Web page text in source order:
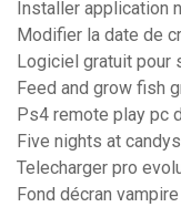
Installer application
Modifier la date de
Logiciel gratuit pour
Feed and grow fish
Ps4 remote play pc
Five nights at
Telecharger pro
Fond décran